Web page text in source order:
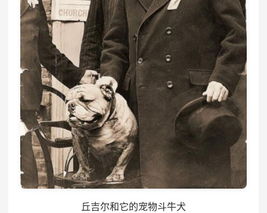
丘吉尔和它的宠物斗牛犬